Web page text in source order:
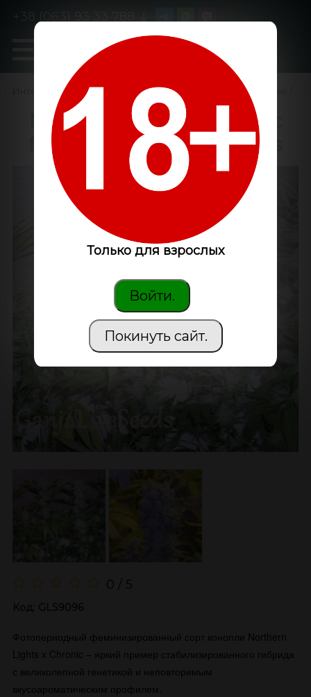
GanjaLiveSeeds
Только для взрослых
Войти.
Покинуть сайт.
Интернет-магазин Семена конопли Феминизированные
Northern Lights x Chronic
feminised GanjaLiveSeeds
0 / 5
Фотопериодный феминизированный сорт конопли Northern
Lights x Chronic – яркий пример стабилизированного гибрида
с великолепной генетикой и неповторимым
вкусоароматическим профилем.